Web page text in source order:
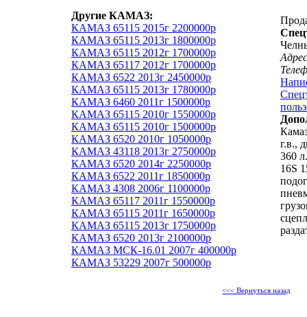
Другие КАМАЗ:
КАМАЗ 65115 2015г 2200000р
КАМАЗ 65115 2013г 1800000р
КАМАЗ 65115 2012г 1700000р
КАМАЗ 65117 2012г 1700000р
КАМАЗ 6522 2013г 2450000р
КАМАЗ 65115 2013г 1780000р
КАМАЗ 6460 2011г 1500000р
КАМАЗ 65115 2010г 1550000р
КАМАЗ 65115 2010г 1500000р
КАМАЗ 6520 2010г 1050000р
КАМАЗ 43118 2013г 2750000р
КАМАЗ 6520 2014г 2250000р
КАМАЗ 6522 2011г 1850000р
КАМАЗ 4308 2006г 1100000р
КАМАЗ 65117 2011г 1550000р
КАМАЗ 65115 2011г 1650000р
КАМАЗ 65115 2013г 1750000р
КАМАЗ 6520 2013г 2100000р
КАМАЗ МСК-16.01 2007г 400000р
КАМАЗ 53229 2007г 500000р
г.в.,
360
16S
<<< Вернуться назад